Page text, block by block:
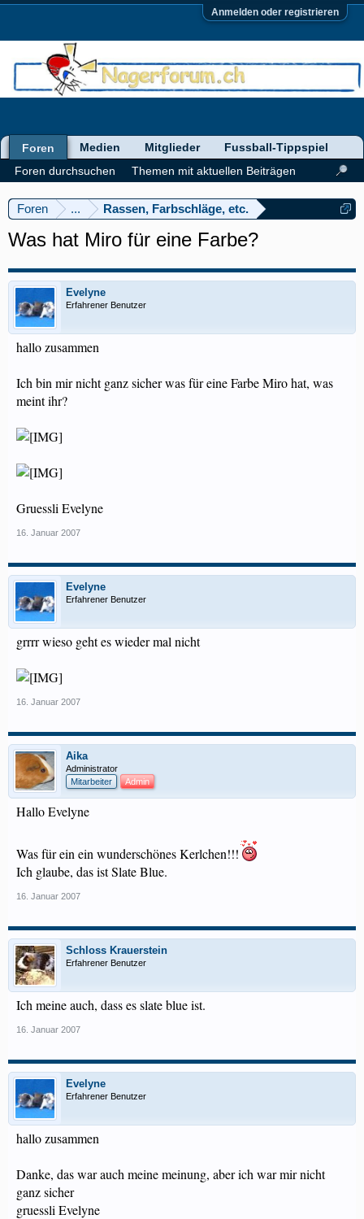
Anmelden oder registrieren
Foren ... Rassen, Farbschläge, etc.
Was hat Miro für eine Farbe?
Evelyne
Erfahrener Benutzer
hallo zusammen
Ich bin mir nicht ganz sicher was für eine Farbe Miro hat, was
meint ihr?
Gruessli Evelyne
16. Januar 2007
Evelyne
Erfahrener Benutzer
grrrr wieso geht es wieder mal nicht
16. Januar 2007
Aika
Administrator
Mitarbeiter
Admin
Hallo Evelyne
Was für ein ein wunderschönes Kerlchen!!!
Ich glaube, das ist Slate Blue.
16. Januar 2007
Schloss Krauerstein
Erfahrener Benutzer
Ich meine auch, dass es slate blue ist.
16. Januar 2007
Evelyne
Erfahrener Benutzer
hallo zusammen
Danke, das war auch meine meinung, aber ich war mir nicht
ganz sicher
gruessli Evelyne
Foren
Foren durchsuchen
Themen mit aktuellen Beiträgen
Medien Mitglieder Fussball-Tippspiel